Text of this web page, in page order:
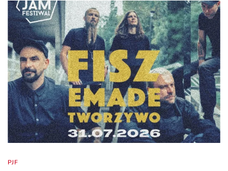
PJF